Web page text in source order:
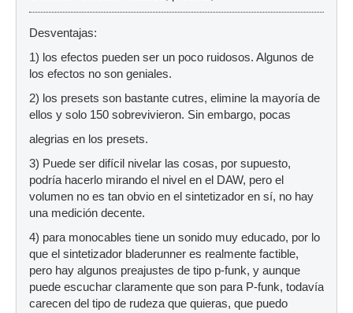
Desventajas:
1) los efectos pueden ser un poco ruidosos. Algunos de
los efectos no son geniales.
2) los presets son bastante cutres, elimine la mayoría de
ellos y solo 150 sobrevivieron. Sin embargo, pocas
alegrias en los presets.
3) Puede ser difícil nivelar las cosas, por supuesto,
podría hacerlo mirando el nivel en el DAW, pero el
volumen no es tan obvio en el sintetizador en sí, no hay
una medición decente.
4) para monocables tiene un sonido muy educado, por lo
que el sintetizador bladerunner es realmente factible,
pero hay algunos preajustes de tipo p-funk, y aunque
puede escuchar claramente que son para P-funk, todavía
carecen del tipo de rudeza que quieras, que puedo